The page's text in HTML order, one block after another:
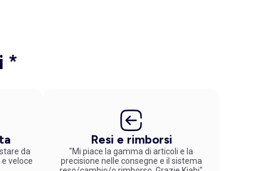
*
da
veloce
Resi e rimborsi
"Mi piace la gamma di articoli e la
precisione nelle consegne e il sistema